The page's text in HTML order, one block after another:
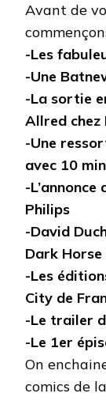
Avant de
-Les
-Une
-La sortie
Allred chez
-Une
avec 10
-
Philips
-David
Dark Horse
-Les
City de
-Le trailer
-Le 1er
On
comics de